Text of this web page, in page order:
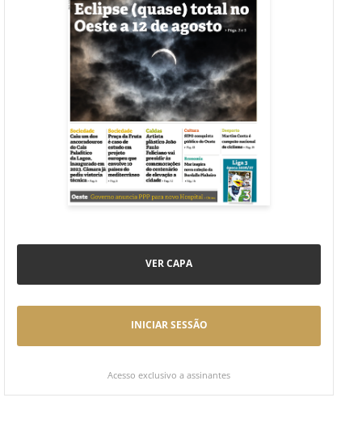
VER CAPA
INICIAR SESSÃO
Acesso exclusivo a assinantes